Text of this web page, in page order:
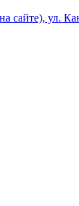
сайте), ул.